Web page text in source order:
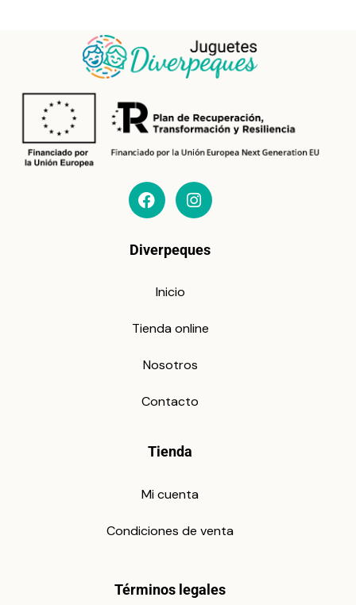
Diverpeques
Inicio
Tienda online
Nosotros
Contacto
Tienda
Mi cuenta
Condiciones de venta
Términos legales